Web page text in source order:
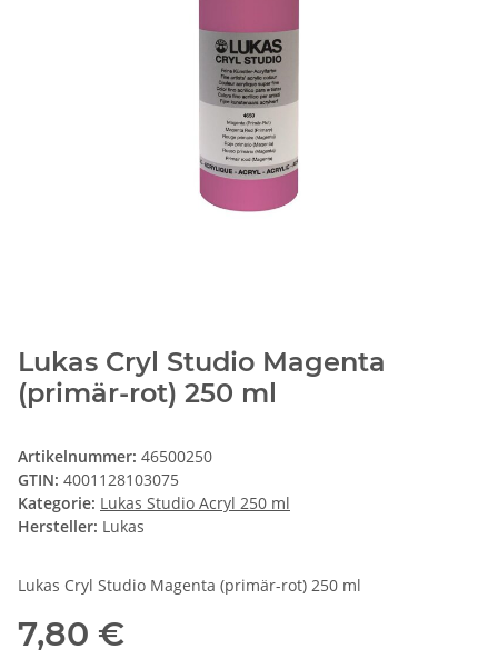
Lukas Cryl Studio Magenta
(primär-rot) 250 ml
Artikelnummer: 46500250
GTIN: 4001128103075
Kategorie: Lukas Studio Acryl 250 ml
Hersteller: Lukas
Lukas Cryl Studio Magenta (primär-rot) 250 ml
7,80 €